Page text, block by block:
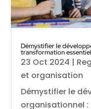
Démystifier le
transformation
23 Oct 2024 |
et organisation
Démystifier le
organisationnel